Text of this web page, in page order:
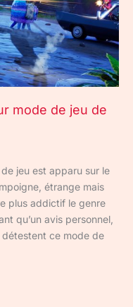
mode de jeu de
jeu est apparu sur le
étrange mais
plus addictif le genre
qu’un avis personnel,
ce mode de